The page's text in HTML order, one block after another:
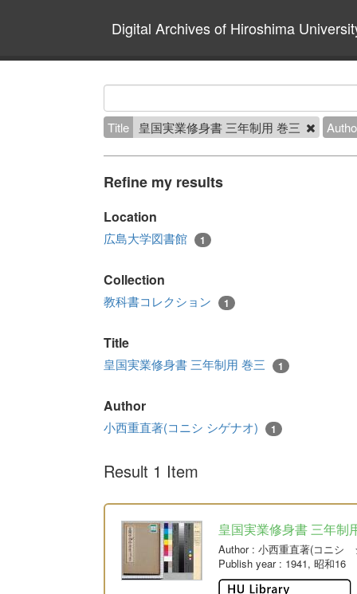
Digital Archives of Hiroshima
Title 皇国実業修身書 三年制用 巻三
Refine my results
Location
広島大学図書館 1
Collection
教科書コレクション 1
Title
皇国実業修身書 三年制用 巻三 1
Author
小西重直著(コニシ シゲナオ) 1
Result 1 Item
皇国実業修身書 三年制
Author: 小西重直著(コニシ
Publish year: 1941, 昭和16